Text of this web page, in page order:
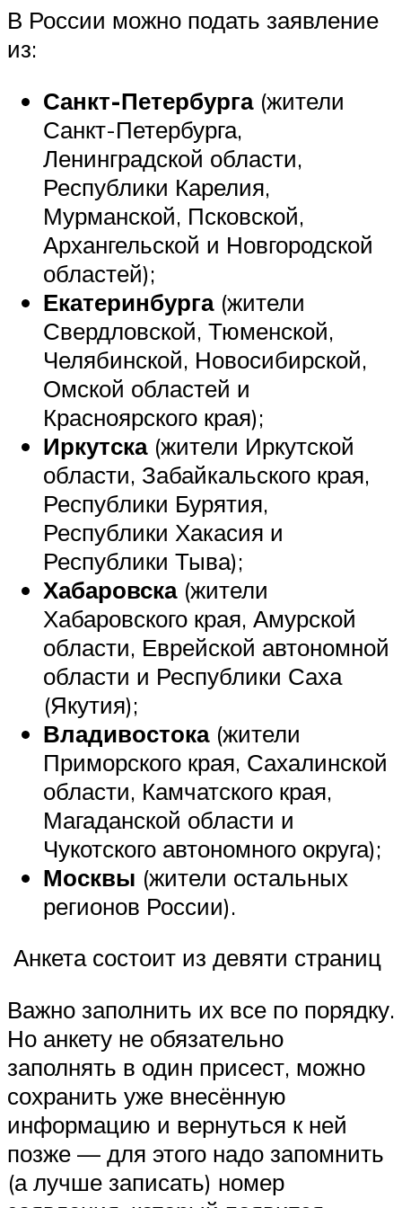
В России можно подать заявление
из:
Санкт-Петербурга(жители
Санкт-Петербурга,
Ленинградской области,
Республики Карелия,
Мурманской, Псковской,
Архангельской и Новгородской
областей);
Екатеринбурга(жители
Свердловской, Тюменской,
Челябинской, Новосибирской,
Омской областей и
Красноярского края);
Иркутска(жители Иркутской
области, Забайкальского края,
Республики Бурятия,
Республики Хакасия и
Республики Тыва);
Хабаровска(жители
Хабаровского края, Амурской
области, Еврейской автономной
области и Республики Саха
(Якутия);
Владивостока(жители
Приморского края, Сахалинской
области, Камчатского края,
Магаданской области и
Чукотского автономного округа);
Москвы (жители остальных
регионов России).
️ Анкета состоит из девяти страниц
Важно заполнить их все по порядку.
Но анкету не обязательно
заполнять в один присест, можно
сохранить уже внесённую
информацию и вернуться к ней
позже — для этого надо запомнить
(а лучше записать) номер